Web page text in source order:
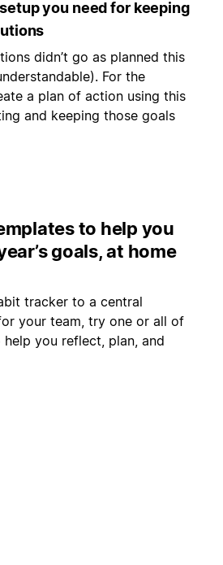
you need for keeping
didn’t go as planned this
For the
a plan of action using this
and keeping those goals
to help you
goals, at home
tracker to a central
your team, try one or all of
you reflect, plan, and